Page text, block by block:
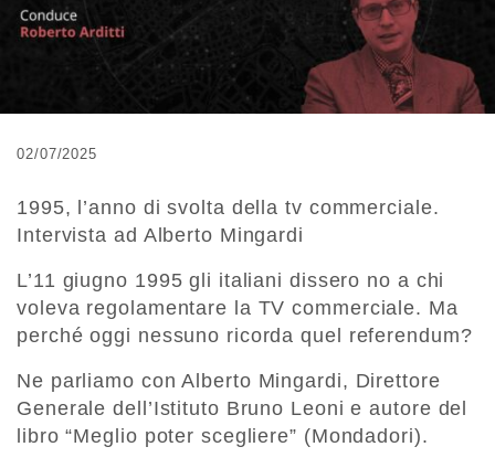
02/07/2025
1995, l’anno di svolta della tv commerciale.
Intervista ad Alberto Mingardi
L’11 giugno 1995 gli italiani dissero no a chi
voleva regolamentare la TV commerciale. Ma
perché oggi nessuno ricorda quel referendum?
Ne parliamo con Alberto Mingardi, Direttore
Generale dell’Istituto Bruno Leoni e autore del
libro “Meglio poter scegliere” (Mondadori).